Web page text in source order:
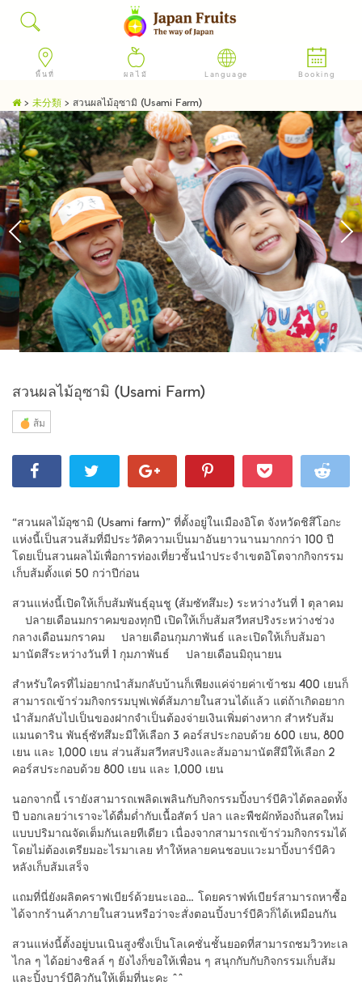
พื้นที่ ผลไม้ Language Booking
> 未分類 > สวนผลไม้อุซามิ (Usami Farm)
สวนผลไม้อุซามิ (Usami Farm)
ส้ม
“สวนผลไม้อุซามิ (Usami farm)” ที่ตั้งอยู่ในเมืองอิโต จังหวัดชิสึโอกะ
แห่งนี้เป็นสวนส้มที่มีประวัติความเป็นมาอันยาวนานมากกว่า 100 ปี
โดยเป็นสวนผลไม้เพื่อการท่องเที่ยวชั้นนำประจำเขตอิโตจากกิจกรรม
เก็บส้มตั้งแต่ 50 กว่าปีก่อน
สวนแห่งนี้เปิดให้เก็บส้มพันธุ์อุนชู (ส้มซัทสึมะ) ระหว่างวันที่ 1 ตุลาคม
– ปลายเดือนมกราคมของทุกปี เปิดให้เก็บส้มสวีทสปริงระหว่างช่วง
กลางเดือนมกราคม – ปลายเดือนกุมภาพันธ์ และเปิดให้เก็บส้มอา
มานัตสึระหว่างวันที่ 1 กุมภาพันธ์ – ปลายเดือนมิถุนายน
สำหรับใครที่ไม่อยากนำส้มกลับบ้านก็เพียงแค่จ่ายค่าเข้าชม 400 เยนก็
สามารถเข้าร่วมกิจกรรมบุฟเฟ่ต์ส้มภายในสวนได้แล้ว แต่ถ้าเกิดอยาก
นำส้มกลับไปเป็นของฝากจำเป็นต้องจ่ายเงินเพิ่มต่างหาก สำหรับส้ม
แมนดาริน พันธุ์ซัทสึมะมีให้เลือก 3 คอร์สประกอบด้วย 600 เยน, 800
เยน และ 1,000 เยน ส่วนส้มสวีทสปริงและส้มอามานัตสึมีให้เลือก 2
คอร์สประกอบด้วย 800 เยน และ 1,000 เยน
นอกจากนี้ เรายังสามารถเพลิดเพลินกับกิจกรรมปิ้งบาร์บีคิวได้ตลอดทั้ง
ปี บอกเลยว่าเราจะได้ดื่มด่ำกับเนื้อสัตว์ ปลา และพืชผักท้องถิ่นสดใหม่
แบบปริมาณจัดเต็มกันเลยทีเดียว เนื่องจากสามารถเข้าร่วมกิจกรรมได้
โดยไม่ต้องเตรียมอะไรมาเลย ทำให้หลายคนชอบแวะมาปิ้งบาร์บีคิว
หลังเก็บส้มเสร็จ
แถมที่นี่ยังผลิตคราฟเบียร์ด้วยนะเออ… โดยคราฟท์เบียร์สามารถหาซื้อ
ได้จากร้านค้าภายในสวนหรือว่าจะสั่งตอนปิ้งบาร์บีคิวก็ได้เหมือนกัน
สวนแห่งนี้ตั้งอยู่บนเนินสูงซึ่งเป็นโลเคชั่นชั้นยอดที่สามารถชมวิวทะเล
ไกล ๆ ได้อย่างชิลล์ ๆ ยังไงก็ขอให้เพื่อน ๆ สนุกกับกับกิจกรรมเก็บส้ม
และปิ้งบาร์บีคิวกันให้เต็มที่นะคะ ^^